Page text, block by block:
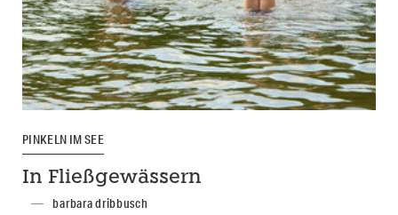
PINKELN IM SEE
In Fließgewässern
barbara dribbusch